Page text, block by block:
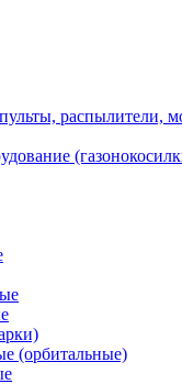
распылители,
(орбитальные)